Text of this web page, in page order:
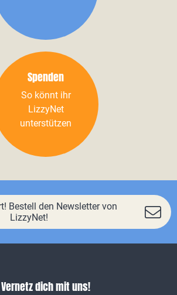
Spenden
So könnt ihr
LizzyNet
unterstützen
Bestell den Newsletter von
LizzyNet!
Vernetz dich mit uns!